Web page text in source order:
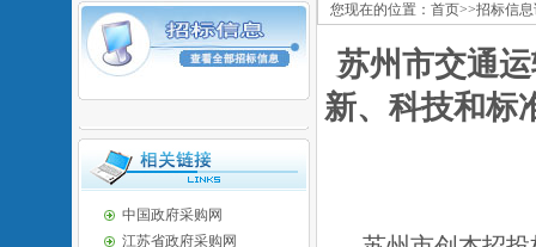
中国政府采购网
江苏省政府采购网
您现在的位置： 首页>>招标信
苏州市交通
新、科技和标